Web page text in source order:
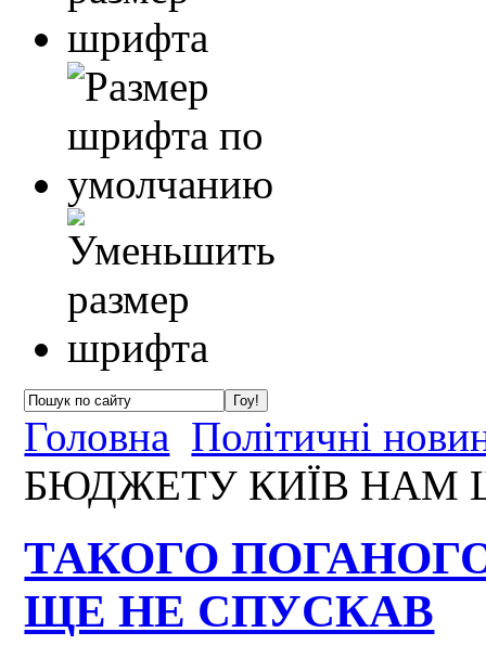
Головна Політичні
БЮДЖЕТУ КИЇВ НАМ
ТАКОГО
ЩЕ НЕ СПУСКАВ